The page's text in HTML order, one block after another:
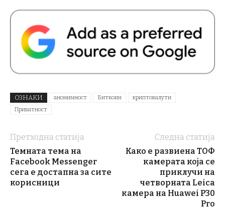
ОЗНАКИ анонимност Биткоин
криптовалути
Приватност
Претходна статија
Темната тема на
Facebook Messenger
сега е достапна за сите
корисници
Следна статија
Како е развиена ТОФ
камерата која се
приклучи на
четворната Leica
камера на Huawei P30
Pro